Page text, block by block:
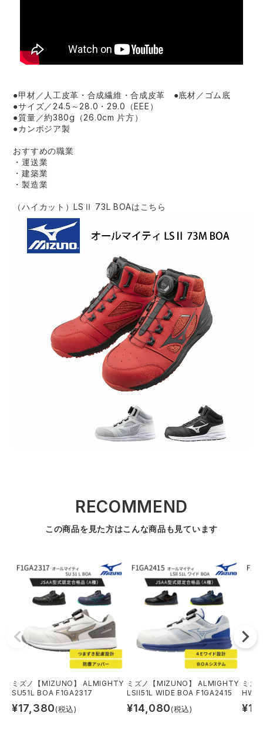
●甲材／人工皮革・合成繊維・合成皮革 ●底材／ゴム底
●サイズ／24.5～28.0・29.0（EEE）
●質量／約380g（26.0cm 片方）
●カンボジア製
おすすめの職業
・運送業
・建築業
・製造業
（ハイカット）LSⅡ 73L BOAはこちら
RECOMMEND
この商品を見た方はこんな商品も見ています
ミズノ【MIZUNO】 ALMIGHTY
SU51L BOA F1GA2317
¥17,380(税込)
ミズノ【MIZUNO】 ALMIGHTY
LSII51L WIDE BOA F1GA2415
¥14,080(税込)
ミズ
¥